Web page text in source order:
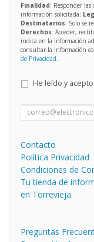
Finalidad: Responder
información solicitada;
Destinatarios: Solo se
Derechos: Acceder,
indica en la información
consultar la información
de Privacidad
He leído y
Contacto
Política Privacidad
Condiciones de
Tu tienda de
en Torrevieja.
Preguntas